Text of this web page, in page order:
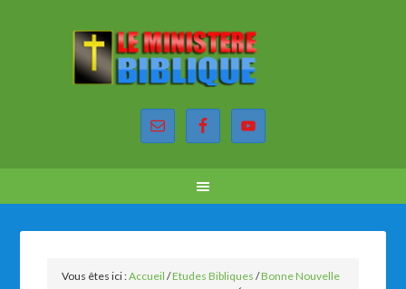
Vous êtes ici :Accueil /Etudes Bibliques /Bonne Nouvelle